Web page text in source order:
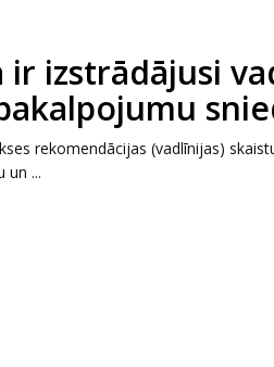
ir izstrādājusi
rekomendācijas (vadlīnijas)
un ...